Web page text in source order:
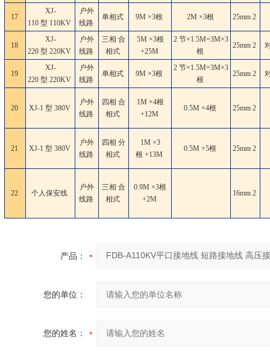
17
XJ-
110 型 110KV
户外
线路
单相式 9M ×3根 2M ×3根 25mm 2
18
XJ-
220 型 220KV
户外
线路
三相 合
相式
5M ×3根
+25M
2 节×1.5M=3M×3
根
25mm 2
19
XJ-
220 型 220KV
户外
线路
单相式 9M ×3根
2 节×1.5M=3M×3
根
25mm 2
20 XJ-1 型 380V
户外
线路
四相 合
相式
1M ×4根
+12M
0.5M ×4根 25mm 2
21 XJ-1 型 380V
户外
线路
四相 分
相式
1M ×3
根 +13M
0.5M ×5根 25mm 2
22 个人保安线
户外
线路
三相 合
相式
0.9M ×3根
+2M
16mm 2
产品：
您的单位：
您的姓名：